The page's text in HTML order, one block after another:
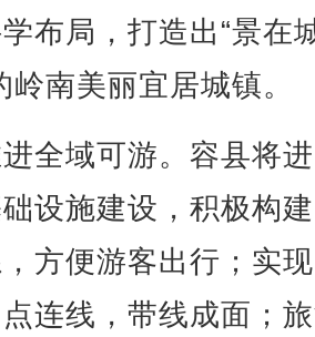
布局，打造出“景在
岭南美丽宜居城镇。
域可游。容县将
设施建设，积极构
方便游客出行；实
连线，带线成面；